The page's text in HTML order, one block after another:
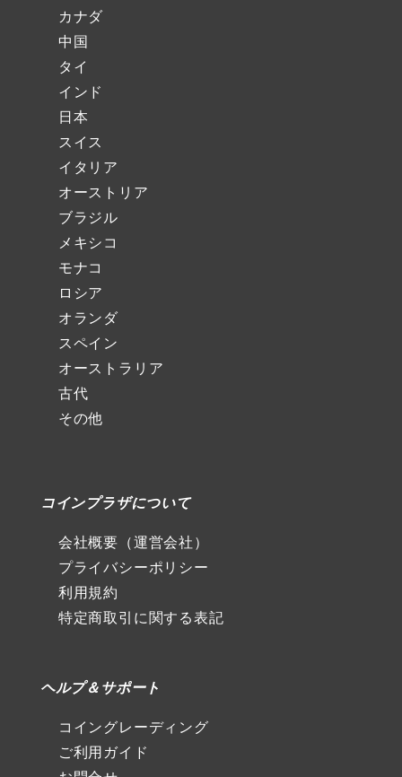
カナダ
中国
タイ
インド
日本
スイス
イタリア
オーストリア
ブラジル
メキシコ
モナコ
ロシア
オランダ
スペイン
オーストラリア
古代
その他
コインプラザについて
会社概要（運営会社）
プライバシーポリシー
利用規約
特定商取引に関する表記
ヘルプ＆サポート
コイングレーディング
ご利用ガイド